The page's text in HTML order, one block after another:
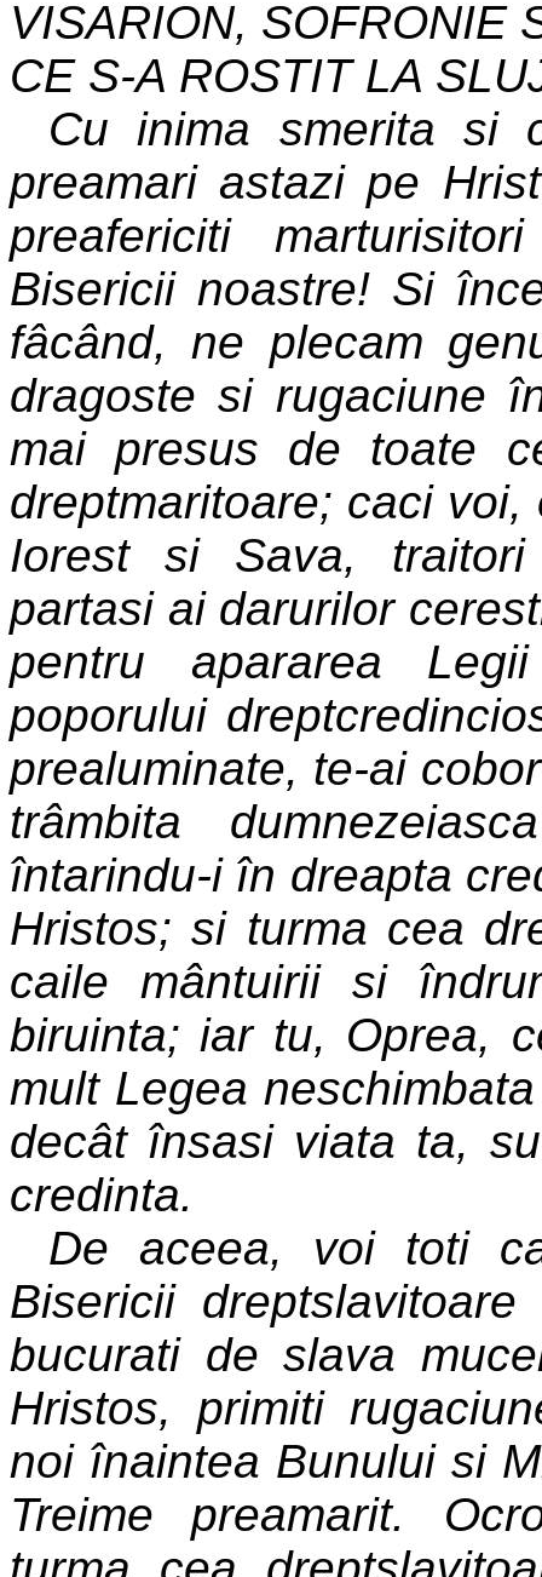
VISARION, SOFRONIE
CE S-A ROSTIT LA
Cu inima smerita si
preamari astazi pe
preafericiti
Bisericii noastre! Si
fâcând, ne plecam
dragoste si rugaciune
mai presus de toate
dreptmaritoare; caci
Iorest si Sava,
partasi ai darurilor
pentru apararea
poporului
prealuminate, te-ai
trâmbita
întarindu-i în dreapta
Hristos; si turma cea
caile mântuirii si
biruinta; iar tu, Oprea,
mult Legea
decât însasi viata ta,
credinta.
De aceea, voi toti
Bisericii
bucurati de slava
Hristos, primiti
noi înaintea Bunului si
Treime preamarit.